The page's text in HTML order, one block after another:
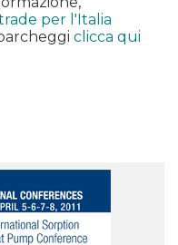
per l'Italia
clicca qui